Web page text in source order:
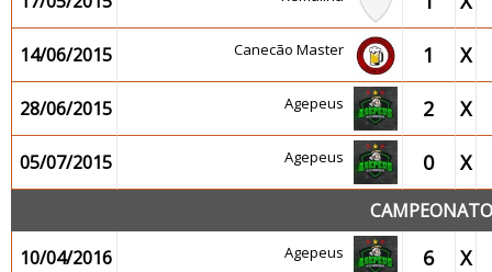
14/06/2015 Canecão Master 1 X
28/06/2015 Agepeus 2 X
05/07/2015 Agepeus 0 X
10/04/2016
Agepeus 6 X